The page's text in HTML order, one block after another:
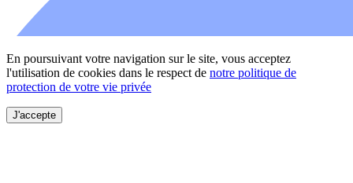
En poursuivant votre navigation sur le site, vous acceptez
l'utilisation de cookies dans le respect de notre politique de
protection de votre vie privée
J'accepte